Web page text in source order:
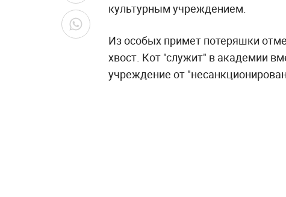
культурным учреждением.
Из особых примет потеряшки
хвост. Кот "служит" в академии
учреждение от